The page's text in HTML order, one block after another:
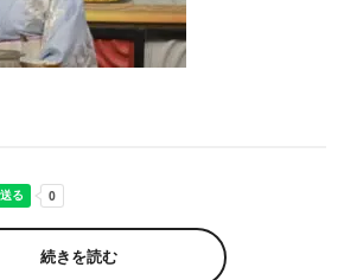
続きを読む